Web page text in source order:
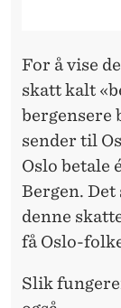
For å vise
skatt kalt
bergensere
sender til
Oslo betale
Bergen.
denne
få Oslo-
Slik